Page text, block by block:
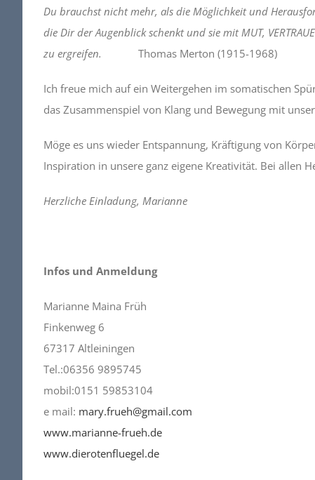
Du brauchst nicht mehr, als die Möglichkeit und
die Dir der Augenblick schenkt und sie mit MUT,
zu ergreifen. Thomas Merton (1915-1968)
Ich freue mich auf ein Weitergehen im somatischen
das Zusammenspiel von Klang und Bewegung mit
Möge es uns wieder Entspannung, Kräftigung von
Inspiration in unsere ganz eigene Kreativität. Bei allen
Herzliche Einladung, Marianne
Infos und Anmeldung
Marianne Maina Früh
Finkenweg 6
67317 Altleiningen
Tel.:06356 9895745
mobil:0151 59853104
e mail: mary.frueh@gmail.com
www.marianne-frueh.de
www.dierotenfluegel.de